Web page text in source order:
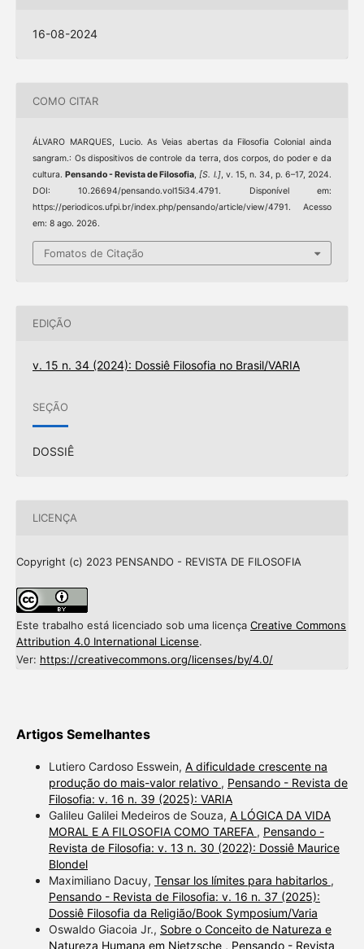
16-08-2024
COMO CITAR
ÁLVARO MARQUES, Lucio. As Veias abertas da Filosofia Colonial ainda
sangram.: Os dispositivos de controle da terra, dos corpos, do poder e da
cultura.Pensando - Revista de Filosofia,[S. l.], v. 15, n. 34, p. 6–17, 2024.
DOI: 10.26694/pensando.vol15i34.4791. Disponível em:
https://periodicos.ufpi.br/index.php/pensando/article/view/4791. Acesso
em: 8 ago. 2026.
Fomatos de Citação
EDIÇÃO
v. 15 n. 34 (2024): Dossiê Filosofia no Brasil/VARIA
SEÇÃO
DOSSIÊ
LICENÇA
Copyright (c) 2023 PENSANDO - REVISTA DE FILOSOFIA
Este trabalho está licenciado sob uma licença Creative Commons
Attribution 4.0 International License.
Ver: https://creativecommons.org/licenses/by/4.0/
Artigos Semelhantes
Lutiero Cardoso Esswein, A dificuldade crescente na
produção do mais-valor relativo , Pensando - Revista de
Filosofia: v. 16 n. 39 (2025): VARIA
Galileu Galilei Medeiros de Souza, A LÓGICA DA VIDA
MORAL E A FILOSOFIA COMO TAREFA , Pensando -
Revista de Filosofia: v. 13 n. 30 (2022): Dossiê Maurice
Blondel
Maximiliano Dacuy, Tensar los límites para habitarlos ,
Pensando - Revista de Filosofia: v. 16 n. 37 (2025):
Dossiê Filosofia da Religião/Book Symposium/Varia
Oswaldo Giacoia Jr., Sobre o Conceito de Natureza e
Natureza Humana em Nietzsche , Pensando - Revista